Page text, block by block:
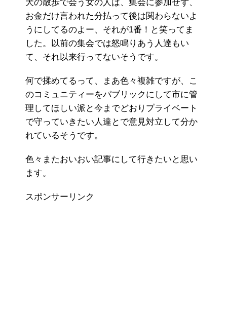
犬の散歩で会う女の人は、集会に参加せず、
お金だけ言われた分払って後は関わらないよ
うにしてるのよー、それが1番！と笑ってま
した。以前の集会では怒鳴りあう人達もい
て、それ以来行ってないそうです。
何で揉めてるって、まあ色々複雑ですが、こ
のコミュニティーをパブリックにして市に管
理してほしい派と今までどおりプライベート
で守っていきたい人達とで意見対立して分か
れているそうです。
色々またおいおい記事にして行きたいと思い
ます。
スポンサーリンク